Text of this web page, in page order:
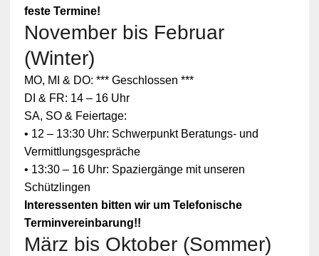
feste Termine!
November bis Februar
(Winter)
MO, MI & DO: *** Geschlossen ***
DI & FR: 14 – 16 Uhr
SA, SO & Feiertage:
• 12 – 13:30 Uhr: Schwerpunkt Beratungs- und
Vermittlungsgespräche
• 13:30 – 16 Uhr: Spaziergänge mit unseren
Schützlingen
Interessenten bitten wir um Telefonische
Terminvereinbarung!!
März bis Oktober (Sommer)